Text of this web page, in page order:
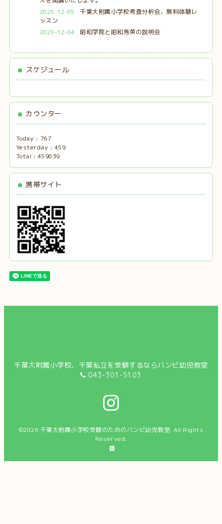
2025-12-05
千葉大附属小学校考査分析会、無料体験レ
ッスン
2025-12-04
昭和学院と昭和秀英の説明会
スケジュール
カウンター
Today : 767
Yesterday : 459
Total : 459839
携帯サイト
千葉大附属小学校、千葉私立を受験するならバンビ幼児教室
043-301-5103
©2026 千葉大附属小学校受験のためのバンビ幼児教室. All Rights
Reserved.